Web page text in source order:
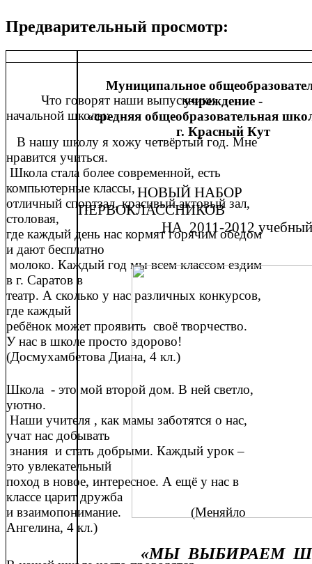
Предварительный просмотр:
Что говорят наши выпускники
начальной школы:
В нашу школу я хожу четвёртый год. Мне
нравится учиться.
Школа стала более современной, есть
компьютерные классы,
отличный спортзал, красивый актовый зал,
столовая,
где каждый день нас кормят горячим обедом
и дают бесплатно
молоко. Каждый год мы всем классом ездим
в г. Саратов в
театр. А сколько у нас различных конкурсов,
где каждый
ребёнок может проявить своё творчество.
У нас в школе просто здорово!
(Досмухамбетова Диана, 4 кл.)
Школа - это мой второй дом. В ней светло,
уютно.
Наши учителя , как мамы заботятся о нас,
учат нас добывать
знания и стать добрыми. Каждый урок –
это увлекательный
поход в новое, интересное. А ещё у нас в
классе царит дружба
и взаимопонимание. (Меняйло
Ангелина, 4 кл.)
Муниципальное
учреждение -
«средняя общеобразовательная
г. Красный Кут
НОВЫЙ НАБОР
ПЕРВОКЛАССНИКОВ
НА 2011-2012 учебный
«МЫ ВЫБИРАЕМ